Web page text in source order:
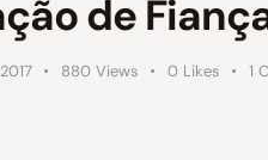
de
880 Views 0 Likes 1